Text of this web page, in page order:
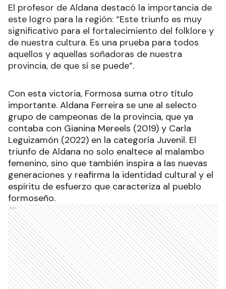
El profesor de Aldana destacó la importancia de
este logro para la región: “Este triunfo es muy
significativo para el fortalecimiento del folklore y
de nuestra cultura. Es una prueba para todos
aquellos y aquellas soñadoras de nuestra
provincia, de que sí se puede”.
Con esta victoria, Formosa suma otro título
importante. Aldana Ferreira se une al selecto
grupo de campeonas de la provincia, que ya
contaba con Gianina Mereels (2019) y Carla
Leguizamón (2022) en la categoría Juvenil. El
triunfo de Aldana no solo enaltece al malambo
femenino, sino que también inspira a las nuevas
generaciones y reafirma la identidad cultural y el
espíritu de esfuerzo que caracteriza al pueblo
formoseño.
Ads